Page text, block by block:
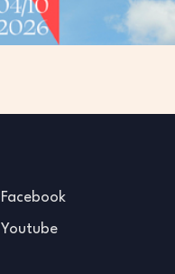
Facebook
Youtube